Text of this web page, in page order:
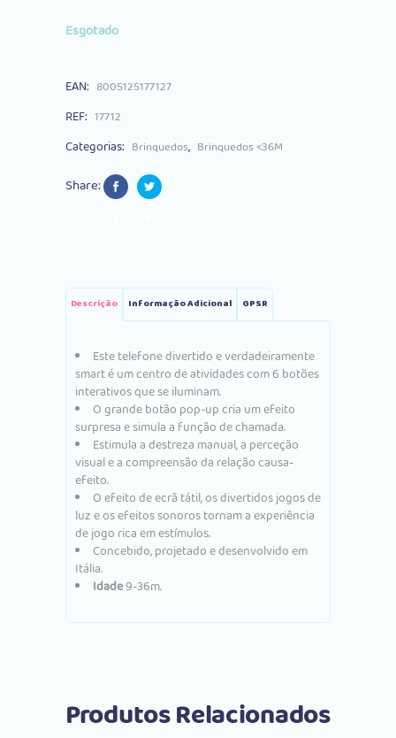
Esgotado
EAN: 8005125177127
REF: 17712
Categorias: Brinquedos, Brinquedos <36M
Share:
Descrição Informação Adicional GPSR
Este telefone divertido e verdadeiramente
smart é um centro de atividades com 6 botões
interativos que se iluminam.
O grande botão pop-up cria um efeito
surpresa e simula a função de chamada.
Estimula a destreza manual, a perceção
visual e a compreensão da relação causa-
efeito.
O efeito de ecrã tátil, os divertidos jogos de
luz e os efeitos sonoros tornam a experiência
de jogo rica em estímulos.
Concebido, projetado e desenvolvido em
Itália.
Idade9-36m.
Produtos Relacionados